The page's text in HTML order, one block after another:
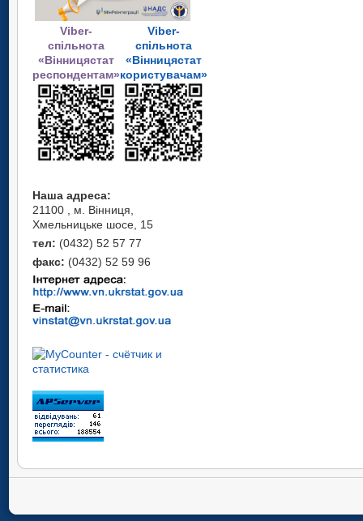
Viber-
спільнота
«Вінницястат
респондентам»
Viber-
спільнота
«Вінницястат
користувачам»
Наша адреса:
21100 , м. Вінниця,
Хмельницьке шосе, 15
тел: (0432) 52 57 77
факс: (0432) 52 59 96